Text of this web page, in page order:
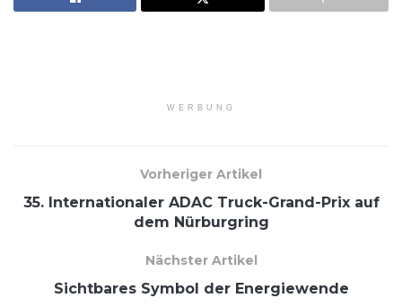
WERBUNG
Vorheriger Artikel
35. Internationaler ADAC Truck-Grand-Prix auf
dem Nürburgring
Nächster Artikel
Sichtbares Symbol der Energiewende